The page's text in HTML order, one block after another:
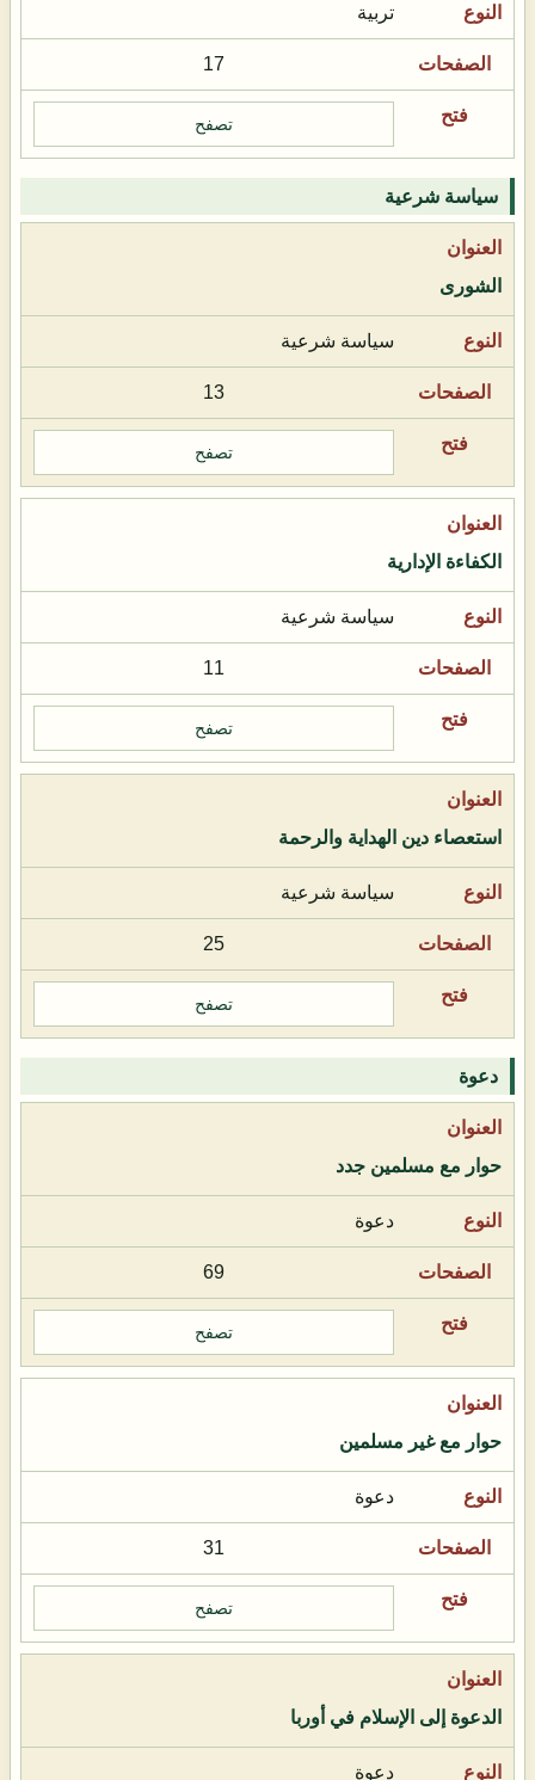
تربية
17
تصفح
سياسة شرعية
الشورى
سياسة شرعية
13
تصفح
الكفاءة الإدارية
سياسة شرعية
11
تصفح
استعصاء دين الهداية والرحمة
سياسة شرعية
25
تصفح
دعوة
حوار مع مسلمين جدد
دعوة
69
تصفح
حوار مع غير مسلمين
دعوة
31
تصفح
الدعوة إلى الإسلام في أوربا
دعوة